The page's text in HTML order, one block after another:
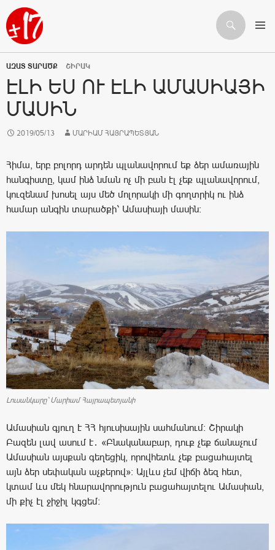
Որոնում
ԱՆՑՆԵԼ ԲՈՎԱՆԴԱԿՈՒԹՅԱՆԸ
ԱԶԱՏ ՏԱՐԱԾՔ ՇԻՐԱԿ
ԷԼԻ ԵՍ ՈՒ ԷԼԻ ԱՄԱՍԻԱՅԻ
ՄԱՍԻՆ
2019/05/13 ՄԱՐԻԱՄ ՀԱՅՐԱՊԵՏՅԱՆ
Հիմա, երբ բոլորդ արդեն պլանավորում եք ձեր ամառային
հանգիստը, կամ ինձ նման ոչ մի բան էլ չեք պլանավորում,
կուզենամ խոսել այս մեծ մոլորակի մի գողտրիկ ու ինձ
համար անգին տարածքի՝ Ամասիայի մասին:
Լուսանկարը` Մարիամ Հայրապետյանի
Ամասիան գյուղ է ՀՀ հյուսիսային սահմանում: Շիրակի
Բազեն լավ ասում է․ «Բնականաբար, դուք չեք ճանաչում
Ամասիան այսքան գեղեցիկ, որովհետև չեք բացահայտել
այն ձեր սեփական աչքերով»: Այլևս չեմ վիճի ձեզ հետ,
կտամ ևս մեկ հնարավորություն բացահայտելու Ամասիան,
մի քիչ էլ ջիջիլ կգցեմ: